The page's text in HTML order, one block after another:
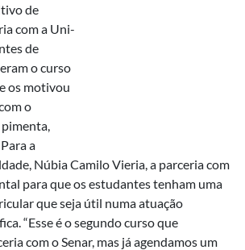
de
com a Uni-
de
o curso
os motivou
o
a
Núbia Camilo Vieria, a parceria com
para que os estudantes tenham uma
que seja útil numa atuação
“Esse é o segundo curso que
com o Senar, mas já agendamos um